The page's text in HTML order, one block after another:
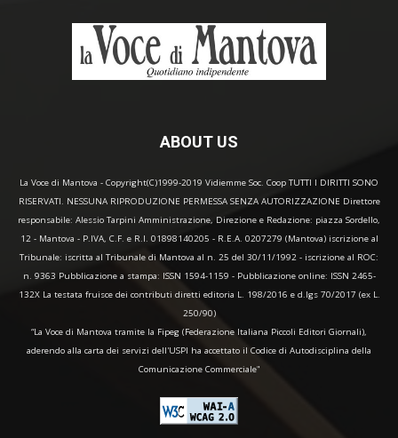
ABOUT US
La Voce di Mantova - Copyright(C)1999-2019 Vidiemme Soc. Coop TUTTI I DIRITTI SONO
RISERVATI. NESSUNA RIPRODUZIONE PERMESSA SENZA AUTORIZZAZIONE Direttore
responsabile: Alessio Tarpini Amministrazione, Direzione e Redazione: piazza Sordello,
12 - Mantova - P.IVA, C.F. e R.I. 01898140205 - R.E.A. 0207279 (Mantova) iscrizione al
Tribunale: iscritta al Tribunale di Mantova al n. 25 del 30/11/1992 - iscrizione al ROC:
n. 9363 Pubblicazione a stampa: ISSN 1594-1159 - Pubblicazione online: ISSN 2465-
132X La testata fruisce dei contributi diretti editoria L. 198/2016 e d.lgs 70/2017 (ex L.
250/90)
“La Voce di Mantova tramite la Fipeg (Federazione Italiana Piccoli Editori Giornali),
aderendo alla carta dei servizi dell'USPI ha accettato il Codice di Autodisciplina della
Comunicazione Commerciale"